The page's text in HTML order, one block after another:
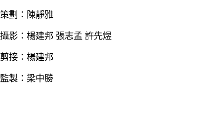
策劃：陳靜雅
攝影：楊建邦 張志孟 許先煜
剪接：楊建邦
監製：梁中勝